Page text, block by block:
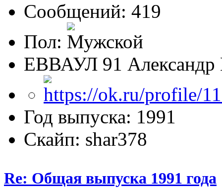
Сообщений: 419
Пол:
ЕВВАУЛ 91 Александр
Год выпуска: 1991
Скайп: shar378
Re: Общая выпуска 1991 года